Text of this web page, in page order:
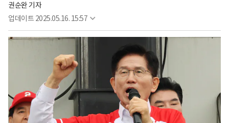
권순완 기자
업데이트 2025.05.16. 15:57